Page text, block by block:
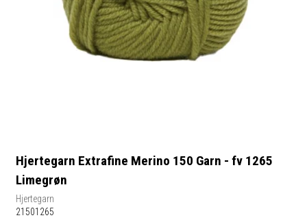
Hjertegarn Extrafine Merino 150 Garn - fv 1265
Limegrøn
Hjertegarn
21501265